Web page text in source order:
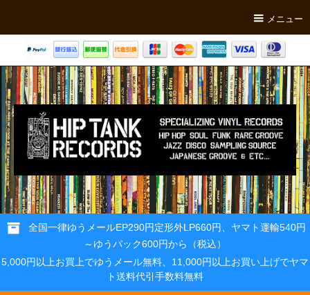
メニュー
全国一律ゆうメールEP290円定形外LP660円、ヤマト運輸540円
～ゆうパック600円から（税込）
5,000円以上お買上でゆうメール無料、11,000円以上お買い上げでヤマ
ト送料代引手数料無料